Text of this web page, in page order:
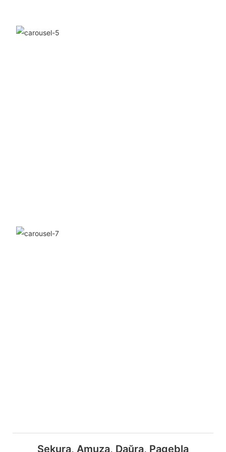
Sekura, Amuza, Daŭra, Pagebla